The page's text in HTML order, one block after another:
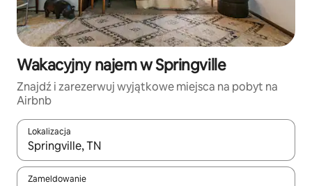
Wakacyjny najem w Springville
Znajdź i zarezerwuj wyjątkowe miejsca na pobyt na
Airbnb
Lokalizacja
Gdy wyniki będą dostępne, możesz poruszać się po nich za
Zameldowanie